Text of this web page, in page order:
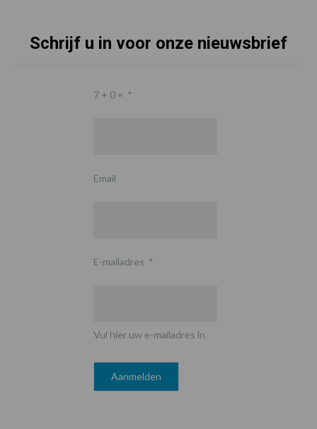
Schrijf u in voor onze nieuwsbrief
7 + 0 = *
Email
E-mailadres *
Vul hier uw e-mailadres in